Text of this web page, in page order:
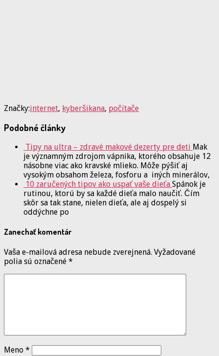
Značky:internet, kyberšikana, počítače
Podobné články
Tipy na ultra – zdravé makové dezerty pre deti Mak
je významným zdrojom vápnika, ktorého obsahuje 12
násobne viac ako kravské mlieko. Môže pýšiť aj
vysokým obsahom železa, fosforu a iných minerálov,
10 zaručených tipov ako uspať vaše dieťa Spánok je
rutinou, ktorú by sa každé dieťa malo naučiť. Čím
skôr sa tak stane, nielen dieťa, ale aj dospelý si
oddýchne po
Zanechať komentár
Vaša e-mailová adresa nebude zverejnená. Vyžadované
polia sú označené *
Meno *